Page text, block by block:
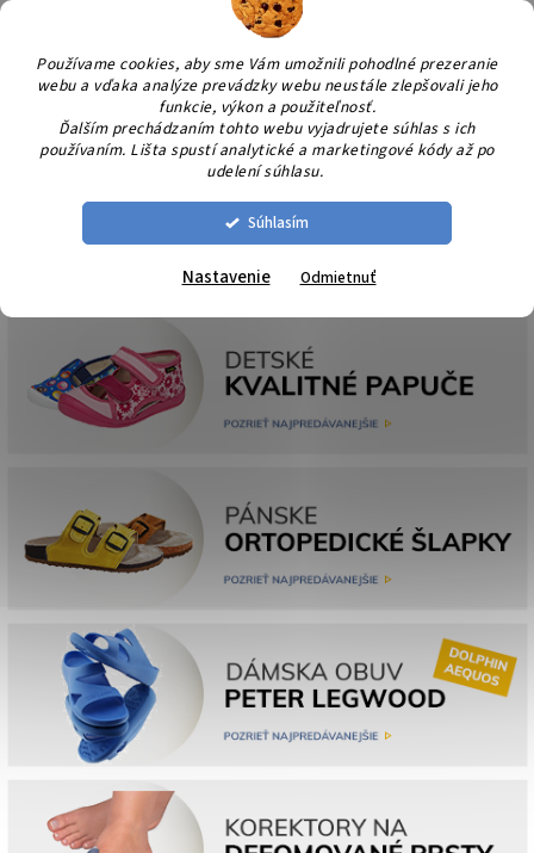
Používame cookies, aby sme Vám umožnili pohodlné prezeranie
webu a vďaka analýze prevádzky webu neustále zlepšovali jeho
funkcie, výkon a použiteľnosť.
Ďalším prechádzaním tohto webu vyjadrujete súhlas s ich
používaním. Lišta spustí analytické a marketingové kódy až po
udelení súhlasu.
Súhlasím
Nastavenie Odmietnuť
Prejsť
obsah